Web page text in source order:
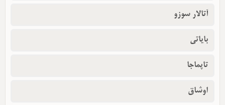
آتالار سوزو
بایاتی
تاپماجا
اوشاق